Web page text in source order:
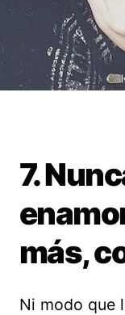
7.
más,
Ni modo que